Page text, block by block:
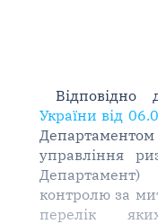
України від
управління
контролю за
перелік